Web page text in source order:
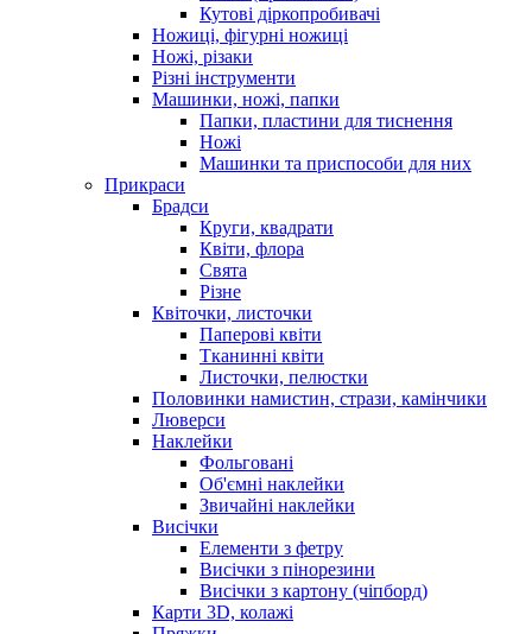
Кутові діркопробивачі
Ножиці, фігурні ножиці
Ножі, різаки
Різні інструменти
Машинки, ножі, папки
Папки, пластини для тиснення
Ножі
Машинки та приспособи для них
Прикраси
Брадси
Круги, квадрати
Квіти, флора
Свята
Різне
Квіточки, листочки
Паперові квіти
Тканинні квіти
Листочки, пелюстки
Половинки намистин, стрази, камінчики
Люверси
Наклейки
Фольговані
Об'ємні наклейки
Звичайні наклейки
Висічки
Елементи з фетру
Висічки з пінорезини
Висічки з картону (чіпборд)
Карти 3D, колажі